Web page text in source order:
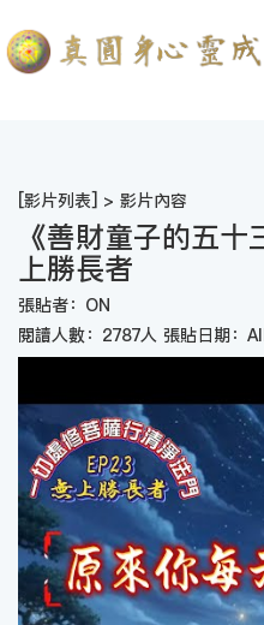
[影片列表] > 影片內容
《善財童子的五
上勝長者
張貼者：ON
閱讀人數：2787人 張貼日期：